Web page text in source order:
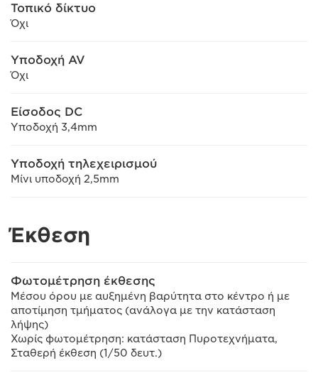
Τοπικό δίκτυο
Όχι
Υποδοχή AV
Όχι
Είσοδος DC
Υποδοχή 3,4mm
Υποδοχή τηλεχειρισμού
Μίνι υποδοχή 2,5mm
Έκθεση
Φωτομέτρηση έκθεσης
Μέσου όρου με αυξημένη βαρύτητα στο κέντρο ή με
αποτίμηση τμήματος (ανάλογα με την κατάσταση
λήψης)
Χωρίς φωτομέτρηση: κατάσταση Πυροτεχνήματα,
Σταθερή έκθεση (1/50 δευτ.)